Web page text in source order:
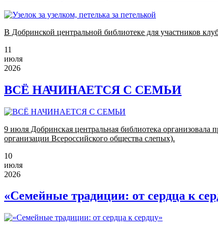
В Добринской центральной библиотеке для участников
11
июля
2026
ВСЁ НАЧИНАЕТСЯ С СЕМЬИ
9 июля Добринская центральная библиотека
организации Всероссийского общества слепых).
10
июля
2026
«Семейные традиции: от сердца к